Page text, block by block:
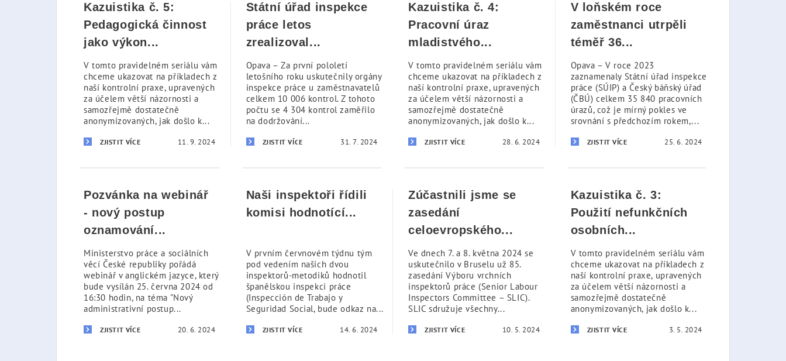
Kazuistika č. 5:
Pedagogická činnost
jako výkon...
V tomto pravidelném seriálu vám
chceme ukazovat na příkladech z
naší kontrolní praxe, upravených
za účelem větší názornosti a
samozřejmě dostatečně
anonymizovaných, jak došlo k...
ZJISTIT VÍCE 11. 9. 2024
Státní úřad inspekce
práce letos
zrealizoval...
Opava – Za první pololetí
letošního roku uskutečnily orgány
inspekce práce u zaměstnavatelů
celkem 10 006 kontrol. Z tohoto
počtu se 4 304 kontrol zaměřilo
na dodržování...
ZJISTIT VÍCE 31. 7. 2024
Kazuistika č. 4:
Pracovní úraz
mladistvého...
V tomto pravidelném seriálu vám
chceme ukazovat na příkladech z
naší kontrolní praxe, upravených
za účelem větší názornosti a
samozřejmě dostatečně
anonymizovaných, jak došlo k...
ZJISTIT VÍCE 28. 6. 2024
V loňském roce
zaměstnanci utrpěli
téměř 36...
Opava – V roce 2023
zaznamenaly Státní úřad inspekce
práce (SÚIP) a Český báňský úřad
(ČBÚ) celkem 35 840 pracovních
úrazů, což je mírný pokles ve
srovnání s předchozím rokem,...
ZJISTIT VÍCE 25. 6. 2024
Pozvánka na webinář
- nový postup
oznamování...
Ministerstvo práce a sociálních
věcí České republiky pořádá
webinář v anglickém jazyce, který
bude vysílán 25. června 2024 od
16:30 hodin, na téma "Nový
administrativní postup...
ZJISTIT VÍCE 20. 6. 2024
Naši inspektoři řídili
komisi hodnotící...
V prvním červnovém týdnu tým
pod vedením našich dvou
inspektorů-metodiků hodnotil
španělskou inspekci práce
(Inspección de Trabajo y
Seguridad Social, bude odkaz na...
ZJISTIT VÍCE 14. 6. 2024
Zúčastnili jsme se
zasedání
celoevropského...
Ve dnech 7. a 8. května 2024 se
uskutečnilo v Bruselu už 85.
zasedání Výboru vrchních
inspektorů práce (Senior Labour
Inspectors Committee – SLIC).
SLIC sdružuje všechny...
ZJISTIT VÍCE 10. 5. 2024
Kazuistika č. 3:
Použití nefunkčních
osobních...
V tomto pravidelném seriálu vám
chceme ukazovat na příkladech z
naší kontrolní praxe, upravených
za účelem větší názornosti a
samozřejmě dostatečně
anonymizovaných, jak došlo k...
ZJISTIT VÍCE 3. 5. 2024